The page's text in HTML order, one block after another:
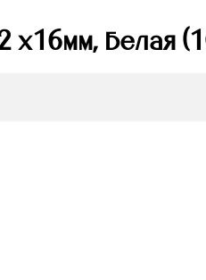
х16мм, белая